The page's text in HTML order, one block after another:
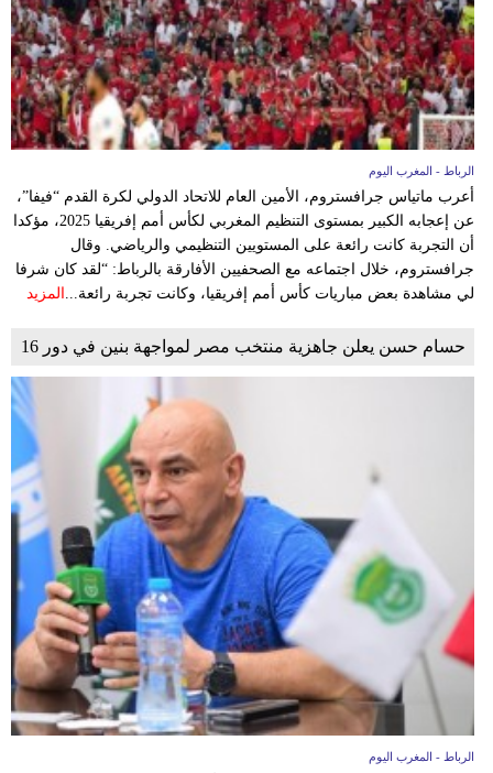
الرباط - المغرب اليوم
أعرب ماتياس جرافستروم، الأمين العام للاتحاد الدولي لكرة القدم “فيفا”،
عن إعجابه الكبير بمستوى التنظيم المغربي لكأس أمم إفريقيا 2025، مؤكدا
أن التجربة كانت رائعة على المستويين التنظيمي والرياضي. وقال
جرافستروم، خلال اجتماعه مع الصحفيين الأفارقة بالرباط: “لقد كان شرفا
لي مشاهدة بعض مباريات كأس أمم إفريقيا، وكانت تجربة رائعة...
المزيد
حسام حسن يعلن جاهزية منتخب مصر لمواجهة بنين في دور 16
الرباط - المغرب اليوم